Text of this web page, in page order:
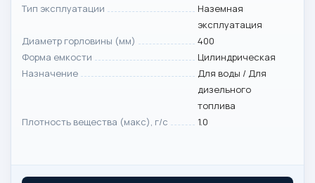
Тип эксплуатации
Наземная
эксплуатация
Диаметр горловины (мм)
400
Форма емкости
Цилиндрическая
Назначение
Для воды / Для
дизельного
топлива
Плотность вещества (макс), г/с
1.0